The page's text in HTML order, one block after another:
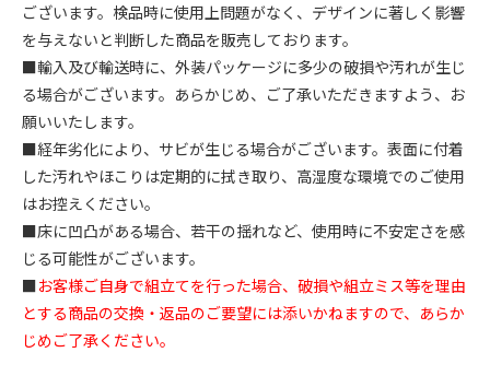
ございます。検品時に使用上問題がなく、デザインに著しく影響
を与えないと判断した商品を販売しております。
■輸入及び輸送時に、外装パッケージに多少の破損や汚れが生じ
る場合がございます。あらかじめ、ご了承いただきますよう、お
願いいたします。
■経年劣化により、サビが生じる場合がございます。表面に付着
した汚れやほこりは定期的に拭き取り、高湿度な環境でのご使用
はお控えください。
■床に凹凸がある場合、若干の揺れなど、使用時に不安定さを感
じる可能性がございます。
■お客様ご自身で組立てを行った場合、破損や組立ミス等を理由
とする商品の交換・返品のご要望には添いかねますので、あらか
じめご了承ください。